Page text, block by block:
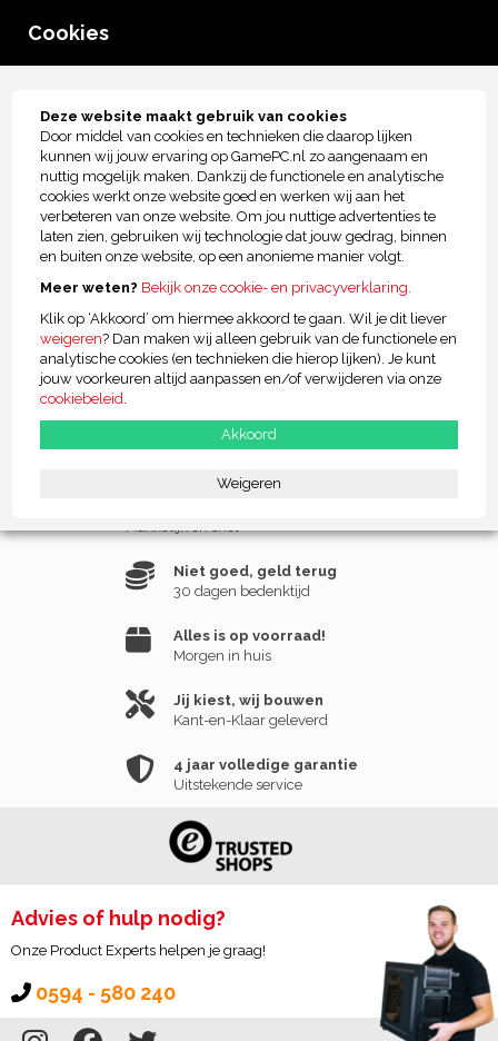
Cookies
Deze website maakt gebruik van cookies
Door middel van cookies en technieken die daarop lijken
kunnen wij jouw ervaring op GamePC.nl zo aangenaam en
nuttig mogelijk maken. Dankzij de functionele en analytische
cookies werkt onze website goed en werken wij aan het
verbeteren van onze website. Om jou nuttige advertenties te
laten zien, gebruiken wij technologie dat jouw gedrag, binnen
en buiten onze website, op een anonieme manier volgt.
Meer weten? Bekijk onze cookie- en privacyverklaring.
Klik op ‘Akkoord’ om hiermee akkoord te gaan. Wil je dit liever
weigeren? Dan maken wij alleen gebruik van de functionele en
analytische cookies (en technieken die hierop lijken). Je kunt
jouw voorkeuren altijd aanpassen en/of verwijderen via onze
cookiebeleid.
Akkoord
Weigeren
Bereikbaarheid
Zijn jullie open in het weekend?
Bereikbaarheid van onze klantenservice
Jouw voordelen
Bekijk alle voordelen van GamePc.nl
Grootste van de Benelux!
Al 21 jaar de beste kwaliteit
Achteraf betalen
Makkelijk en snel
Niet goed, geld terug
30 dagen bedenktijd
Alles is op voorraad!
Morgen in huis
Jij kiest, wij bouwen
Kant-en-Klaar geleverd
4 jaar volledige garantie
Uitstekende service
Advies of hulp nodig?
Onze Product Experts helpen je graag!
0594 - 580 240